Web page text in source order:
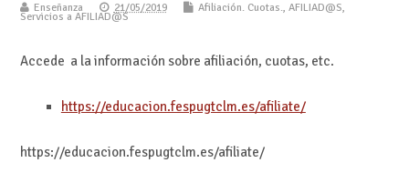
Enseñanza 21/05/2019 Afiliación. Cuotas., AFILIAD@S,
Servicios a AFILIAD@S
Accede a la información sobre afiliación, cuotas, etc.
https://educacion.fespugtclm.es/afiliate/
https://educacion.fespugtclm.es/afiliate/